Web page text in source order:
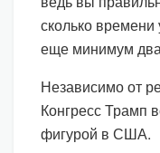
сколько
еще минимум
Независимо от
Конгресс Трамп
фигурой в США.